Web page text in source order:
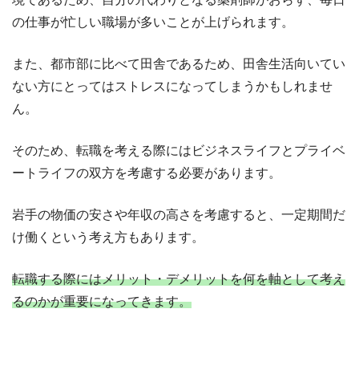
の仕事が忙しい職場が多いことが上げられます。
また、都市部に比べて田舎であるため、田舎生活向いてい
ない方にとってはストレスになってしまうかもしれませ
ん。
そのため、転職を考える際にはビジネスライフとプライベ
ートライフの双方を考慮する必要があります。
岩手の物価の安さや年収の高さを考慮すると、一定期間だ
け働くという考え方もあります。
転職する際にはメリット・デメリットを何を軸として考え
るのかが重要になってきます。